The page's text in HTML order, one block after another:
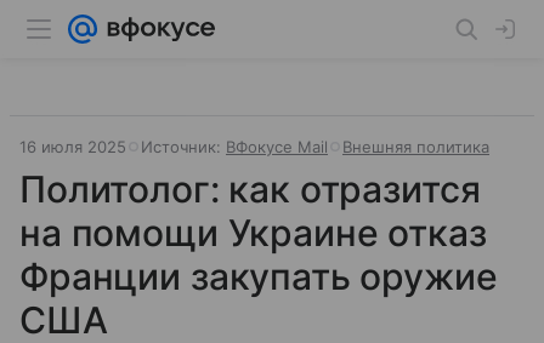
16 июля 2025 Источник: ВФокусе Mail Внешняя политика
Политолог: как отразится
на помощи Украине отказ
Франции закупать оружие
США